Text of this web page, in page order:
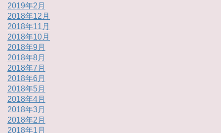
2019年2月
2018年12月
2018年11月
2018年10月
2018年9月
2018年8月
2018年7月
2018年6月
2018年5月
2018年4月
2018年3月
2018年2月
2018年1月